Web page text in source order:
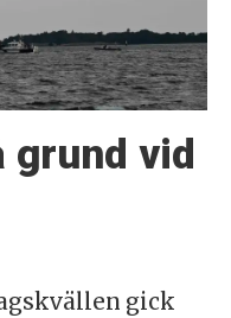
grund vid
gick